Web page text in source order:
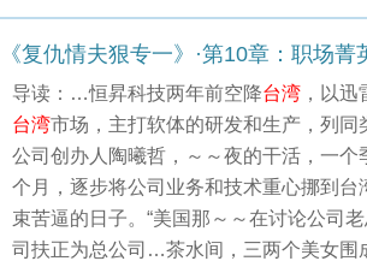
导读：…恒昇科技两年前空降台湾 ，以
台湾市场，主打软体的研发和生产，列同
公司创办人陶曦哲，～～夜的干活，一个
个月，逐步将公司业务和技术重心挪到台
束苦逼的日子。“美国那～～在讨论公司
司扶正为总公司…茶水间，三两个美女围